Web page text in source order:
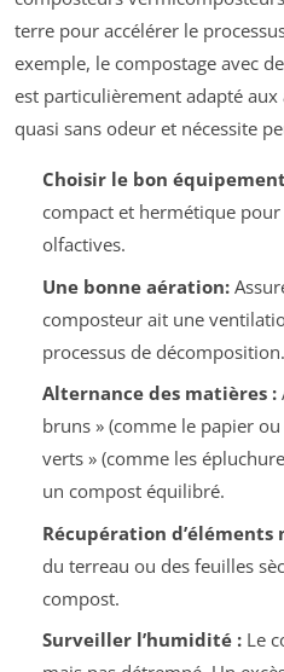
terre pour accélérer le
exemple, le compostage avec
est particulièrement adapté
quasi sans odeur et nécessite
Choisir le bon
compact et hermétique
olfactives.
Une bonne aération:
composteur ait une
processus de décomposition.
Alternance des matières :
bruns » (comme le papier
verts » (comme les
un compost équilibré.
Récupération d’éléments
du terreau ou des feuilles
compost.
Surveiller l’humidité :Le